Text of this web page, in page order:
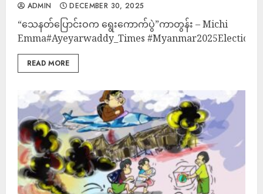
ADMIN DECEMBER 30, 2025
“သေနတ်ပြောင်းဝက ရွေးကောက်ပွဲ”ကာတွန်း – Michi
Emma#Ayeyarwaddy_Times #Myanmar2025Election
READ MORE